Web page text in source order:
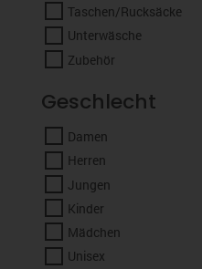
Taschen/Rucksäcke
Unterwäsche
Zubehör
Geschlecht
Damen
Herren
Jungen
Kinder
Mädchen
Unisex